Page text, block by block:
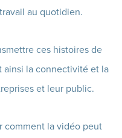
au quotidien.
ces histoires de
la connectivité et la
et leur public.
comment la vidéo peut